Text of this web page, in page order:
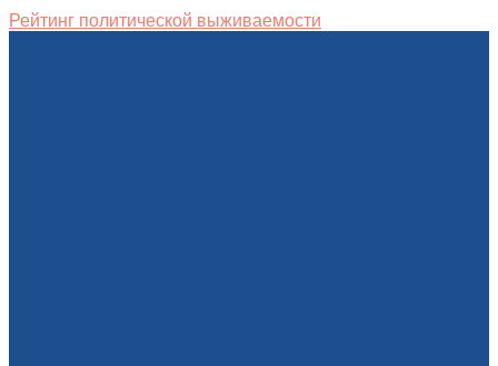
Рейтинг политической выживаемости